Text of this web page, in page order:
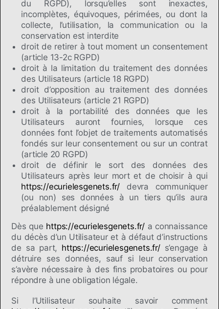
du RGPD), lorsqu’elles sont inexactes,
incomplètes, équivoques, périmées, ou dont la
collecte, l’utilisation, la communication ou la
conservation est interdite
droit de retirer à tout moment un consentement
(article 13-2c RGPD)
droit à la limitation du traitement des données
des Utilisateurs (article 18 RGPD)
droit d’opposition au traitement des données
des Utilisateurs (article 21 RGPD)
droit à la portabilité des données que les
Utilisateurs auront fournies, lorsque ces
données font l’objet de traitements automatisés
fondés sur leur consentement ou sur un contrat
(article 20 RGPD)
droit de définir le sort des données des
Utilisateurs après leur mort et de choisir à qui
https://ecurielesgenets.fr/ devra communiquer
(ou non) ses données à un tiers qu’ils aura
préalablement désigné
Dès que https://ecurielesgenets.fr/ a connaissance
du décès d’un Utilisateur et à défaut d’instructions
de sa part, https://ecurielesgenets.fr/s’engage à
détruire ses données, sauf si leur conservation
s’avère nécessaire à des fins probatoires ou pour
répondre à une obligation légale.
Si l’Utilisateur souhaite savoir comment